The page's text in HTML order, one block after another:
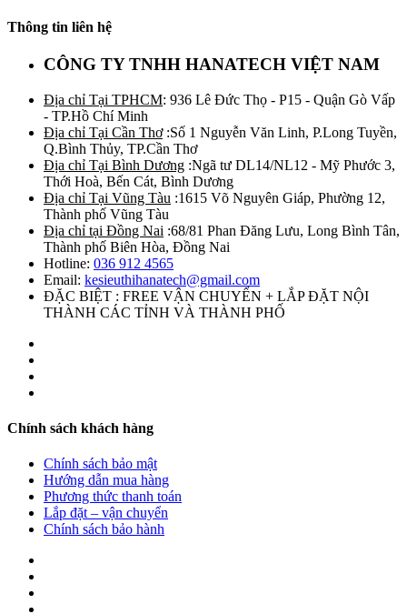
Thông tin liên hệ
CÔNG TY TNHH HANATECH VIỆT NAM
Địa chỉ Tại TPHCM: 936 Lê Đức Thọ - P15 - Quận Gò Vấp
- TP.Hồ Chí Minh
Địa chỉ Tại Cần Thơ:Số 1 Nguyễn Văn Linh, P.Long Tuyền,
Q.Bình Thủy, TP.Cần Thơ
Địa chỉ Tại Bình Dương :Ngã tư DL14/NL12 - Mỹ Phước 3,
Thới Hoà, Bến Cát, Bình Dương
Địa chỉ Tại Vũng Tàu :1615 Võ Nguyên Giáp, Phường 12,
Thành phố Vũng Tàu
Địa chỉ tại Đồng Nai :68/81 Phan Đăng Lưu, Long Bình Tân,
Thành phố Biên Hòa, Đồng Nai
Hotline: 036 912 4565
Email: kesieuthihanatech@gmail.com
ĐẶC BIỆT : FREE VẬN CHUYỂN + LẮP ĐẶT NỘI
THÀNH CÁC TỈNH VÀ THÀNH PHỐ
Chính sách khách hàng
Chính sách bảo mật
Hướng dẫn mua hàng
Phương thức thanh toán
Lắp đặt – vận chuyển
Chính sách bảo hành